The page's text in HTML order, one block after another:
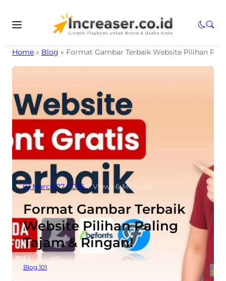
Home » Blog » Format Gambar Terbaik Website Pilihan
March 27, 2026•7Views•6 Min read
Format Gambar Terbaik
Website Pilihan Paling
Tajam & Ringan!
Blog 101